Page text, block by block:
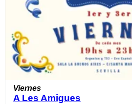
Viernes
A Les Amigues